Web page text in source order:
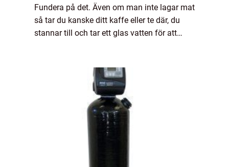
Fundera på det. Även om man inte lagar mat
så tar du kanske ditt kaffe eller te där, du
stannar till och tar ett glas vatten för att